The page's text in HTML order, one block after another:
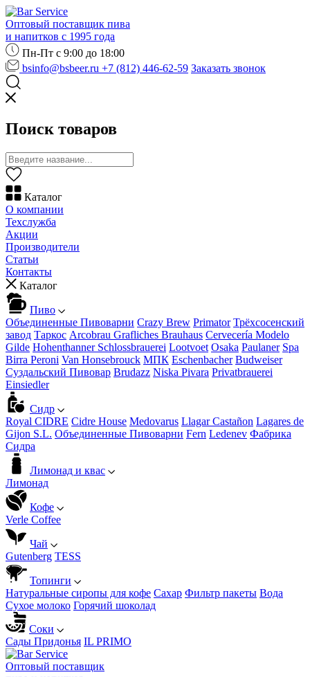
Оптовый поставщик пива
и напитков с 1995 года
Пн-Пт с 9:00 до 18:00
bsinfo@bsbeer.ru +7 (812) 446-62-59 Заказать звонок
Поиск товаров
Каталог
О компании
Техслужба
Акции
Производители
Статьи
Контакты
Каталог
Пиво
Объединенные Пивоварни Crazy Brew Primator Трёхсосенский
завод Таркос Arcobrau Grafliches Brauhaus Cervecería Modelo
Gilde Hohenthanner Schlossbrauerei Lootvoet Osaka Paulaner Spa
Birra Peroni Van Honsebrouck МПК Eschenbacher Budweiser
Суздальский Пивовар Brudazz Niska Pivara Privatbrauerei
Einsiedler
Сидр
Royal CIDRE Cidre House Medovarus Llagar Castañon Lagares de
Gijon S.L. Объединенные Пивоварни Fern Ledenev Фабрика
Сидра
Лимонад и квас
Лимонад
Кофе
Verle Coffee
Чай
Gutenberg TESS
Топинги
Натуральные сиропы для кофе Сахар Фильтр пакеты Вода
Сухое молоко Горячий шоколад
Соки
Сады Придонья IL PRIMO
Оптовый поставщик